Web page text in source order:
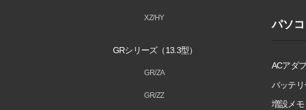
XZ/HY
GRシリーズ（13.3型）
GR/ZA
GR/ZZ
パソ
ACアダ
バッテリ
増設メモ